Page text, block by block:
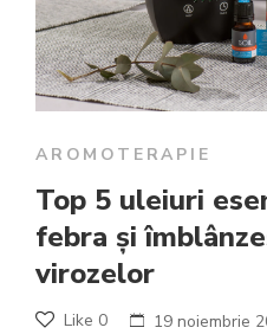
AROMOTERAPIE
Top 5 uleiuri
febra și
virozelor
Like 0 19 noiembrie